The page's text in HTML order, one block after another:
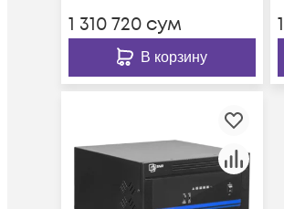
1 310 720 сум
В корзину